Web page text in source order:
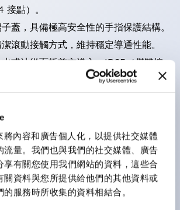
內容和廣告個人化，以提供社交媒體
流量。我們也與我們的社交媒體、廣告
享有關您使用我們網站的資料，這些合
關資料與您所提供給他們的其他資料或
服務時所收集的資料相結合。
點）。
蓋，具備極高安全性的手指保護結構。
滾動接觸方式，維持穩定導通性能。
或油從面板前方滲入：IP65（僅雙按
。
顆開關。
需求的多種電壓規格。
可呈現六種顏色（LSRD 燈泡）。以往
燈泡，如今可用單一顆燈泡呈現多種